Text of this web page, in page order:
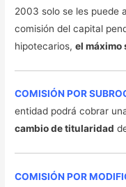
2003 solo se les puede
comisión del capital
hipotecarios,el máximo
COMISIÓN POR
entidad podrá cobrar
cambio de titularidad
COMISIÓN POR